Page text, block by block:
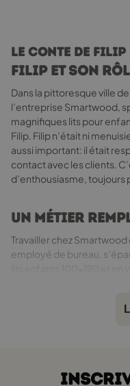
sur
la
page
du
produit
Le conte de
Filip et son
Dans la pittoresque ville
l’entreprise Smartwood,
magnifiques lits pour
Filip. Filip n’était ni
aussi important: il était
contact avec les clients.
d’enthousiasme, toujours
Un métier
Travailler chez Smartwood
employé de bureau,
catalogues de couleurs. Il
Une mission